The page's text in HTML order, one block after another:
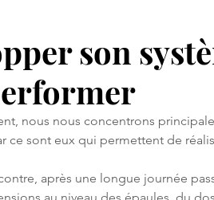
son
nous nous concentrons
ce sont eux qui permettent de
après une longue journée